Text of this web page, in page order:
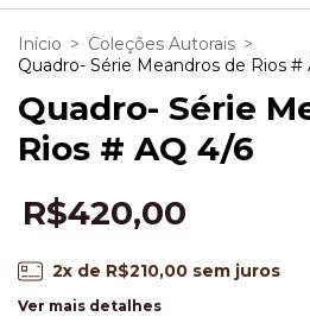
Início > Coleções Autorais >
Quadro- Série Meandros de Rios #
Quadro- Série
Rios # AQ 4/6
R$420,00
2x de R$210,00sem juros
Ver mais detalhes